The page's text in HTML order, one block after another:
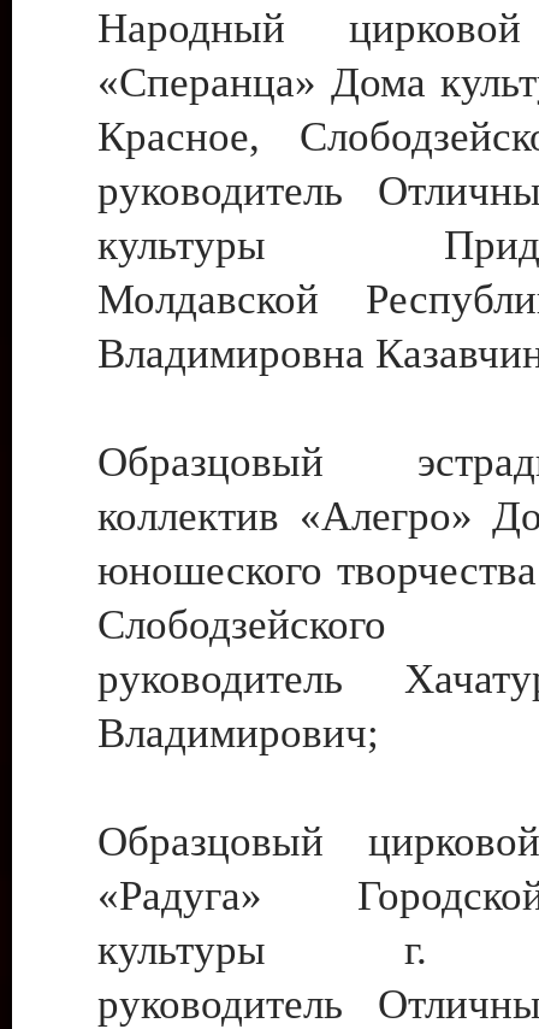
Народный цирковой
«Сперанца» Дома
Красное,
руководитель
культуры
Молдавской
Владимировна
Образцовый
коллектив «Алегро»
юношеского
руководитель
Владимирович;
Образцовый
«Радуга»
культуры г.
руководитель